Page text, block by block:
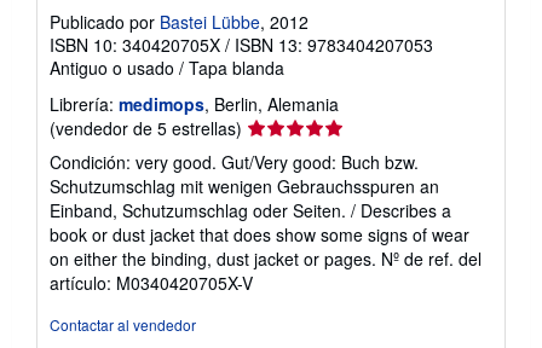
Publicado por Bastei Lübbe, 2012
ISBN 10: 340420705X / ISBN 13: 9783404207053
Antiguo o usado / Tapa blanda
Librería: medimops, Berlin, Alemania
(vendedor de 5 estrellas) Calificación
del
vendedor:
5
de
5
estrellas
Condición: very good. Gut/Very good: Buch bzw.
Schutzumschlag mit wenigen Gebrauchsspuren an
Einband, Schutzumschlag oder Seiten. / Describes a
book or dust jacket that does show some signs of wear
on either the binding, dust jacket or pages. Nº de ref. del
artículo: M0340420705X-V
Contactar al vendedor